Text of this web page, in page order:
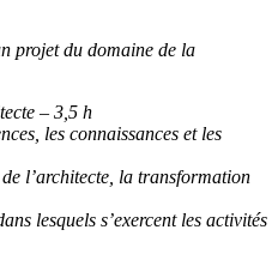
projet du domaine de la
– 3,5 h
les connaissances et les
l’architecte, la transformation
lesquels s’exercent les activités